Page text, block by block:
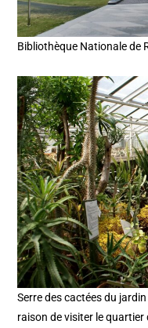
Bibliothèque Nationale de
Serre des cactées du
raison de visiter le quartier